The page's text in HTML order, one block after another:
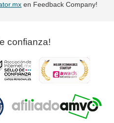
en Feedback Company!
confianza!